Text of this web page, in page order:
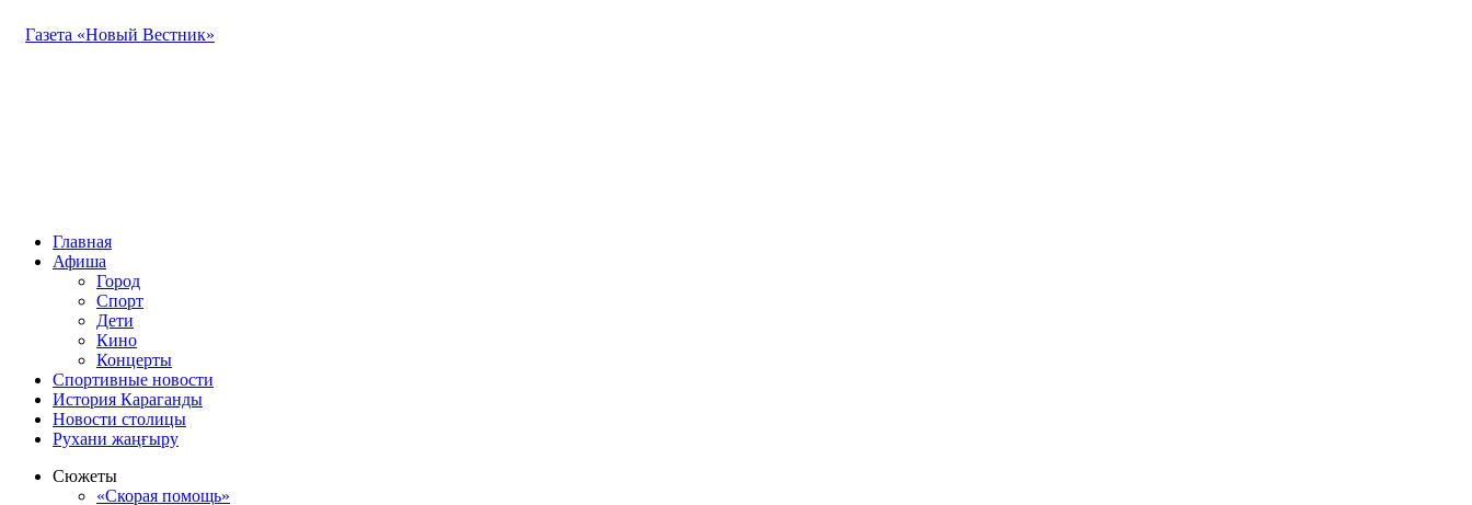
Газета «Новый Вестник»
Главная
Афиша
Город
Спорт
Дети
Кино
Концерты
Спортивные новости
История Караганды
Новости столицы
Рухани жаңғыру
Сюжеты
«Скорая помощь»